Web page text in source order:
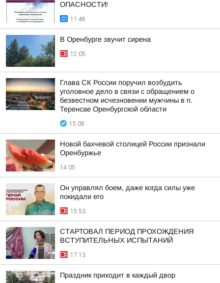
ОПАСНОСТИ!
11:48
В Оренбурге звучит сирена
12:05
Глава СК России поручил возбудить
уголовное дело в связи с обращением о
безвестном исчезновении мужчины в п.
Теренсае Оренбургской области
15:09
Новой бахчевой столицей России признали
Оренбуржье
14:05
Он управлял боем, даже когда силы уже
покидали его
15:53
СТАРТОВАЛ ПЕРИОД ПРОХОЖДЕНИЯ
ВСТУПИТЕЛЬНЫХ ИСПЫТАНИЙ
17:13
Праздник приходит в каждый двор